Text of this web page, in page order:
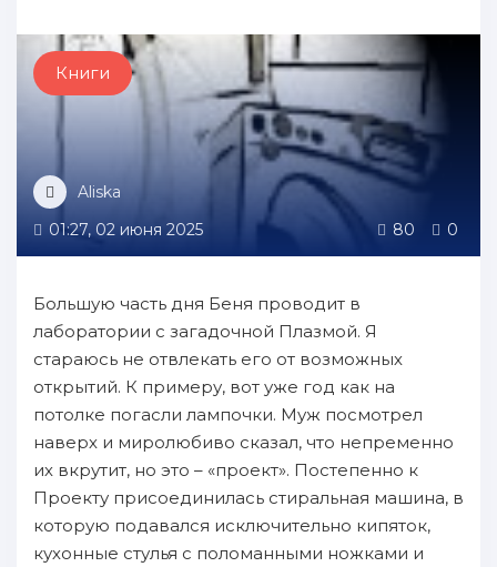
Книги
Aliska
01:27, 02 июня 2025
80 0
Большую часть дня Беня проводит в
лаборатории с загадочной Плазмой. Я
стараюсь не отвлекать его от возможных
открытий. К примеру, вот уже год как на
потолке погасли лампочки. Муж посмотрел
наверх и миролюбиво сказал, что непременно
их вкрутит, но это – «проект». Постепенно к
Проекту присоединилась стиральная машина, в
которую подавался исключительно кипяток,
кухонные стулья с поломанными ножками и